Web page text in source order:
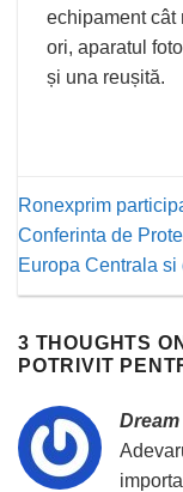
echipament cât
ori, aparatul
și una reușită.
Ronexprim
Conferinta de
Europa Centrala si
3 THOUGHTS
POTRIVIT